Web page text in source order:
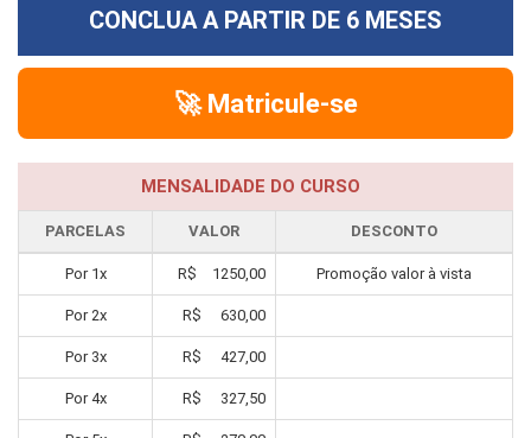
CONCLUA A PARTIR DE 6 MESES
🚀 Matricule-se
MENSALIDADE DO CURSO
PARCELAS VALOR DESCONTO
Por 1x R$ 1250,00 Promoção valor à vista
Por2x R$ 630,00
Por 3x R$ 427,00
Por4x R$ 327,50